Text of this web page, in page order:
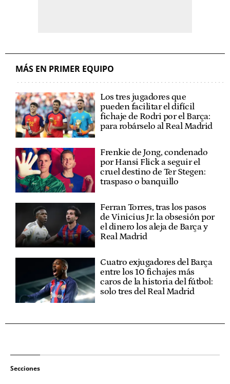
MÁS EN PRIMER EQUIPO
Los tres jugadores que
pueden facilitar el difícil
fichaje de Rodri por el Barça:
para robárselo al Real Madrid
Frenkie de Jong, condenado
por Hansi Flick a seguir el
cruel destino de Ter Stegen:
traspaso o banquillo
Ferran Torres, tras los pasos
de Vinicius Jr: la obsesión por
el dinero los aleja de Barça y
Real Madrid
Cuatro exjugadores del Barça
entre los 10 fichajes más
caros de la historia del fútbol:
solo tres del Real Madrid
Secciones